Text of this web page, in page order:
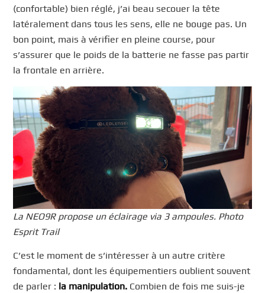
(confortable) bien réglé, j’ai beau secouer la tête
latéralement dans tous les sens, elle ne bouge pas. Un
bon point, mais à vérifier en pleine course, pour
s’assurer que le poids de la batterie ne fasse pas partir
la frontale en arrière.
La NEO9R propose un éclairage via 3 ampoules. Photo
Esprit Trail
C’est le moment de s’intéresser à un autre critère
fondamental, dont les équipementiers oublient souvent
de parler : la manipulation. Combien de fois me suis-je